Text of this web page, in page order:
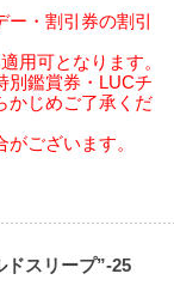
・割引券の割引
用可となります。
別鑑賞券・LUCチ
かじめご了承くだ
ございます。
ドスリープ”-25